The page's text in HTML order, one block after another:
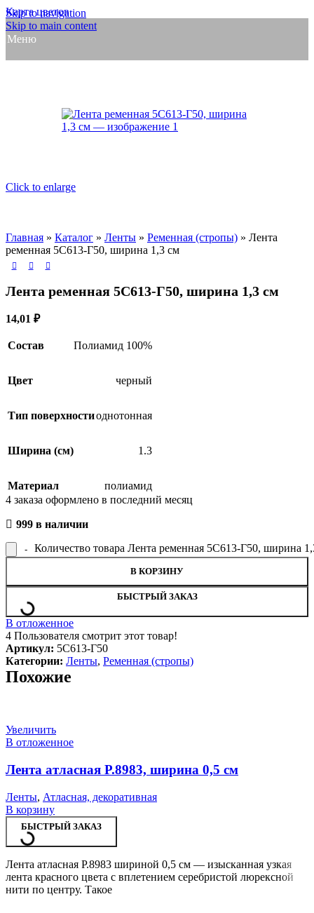
Карта цветов
Skip to navigation
Skip to main content
Меню
Click to enlarge
Главная » Каталог » Ленты » Ременная (стропы) » Лента
ременная 5С613-Г50, ширина 1,3 см
Лента ременная 5С613-Г50, ширина 1,3 см
14,01 ₽
Состав Полиамид 100%
Цвет черный
Тип поверхностиоднотонная
Ширина (см) 1.3
Материал
полиамид
4 заказа оформлено в последний месяц
999 в наличии
Количество товара Лента ременная 5С613-Г50, ширина
В КОРЗИНУ
БЫСТРЫЙ ЗАКАЗ
В отложенное
4 Пользователя смотрит этот товар!
Артикул: 5С613-Г50
Категории: Ленты, Ременная (стропы)
Похожие
Увеличить
В отложенное
Лента атласная Р.8983, ширина 0,5 см
Ленты, Атласная, декоративная
В корзину
БЫСТРЫЙ ЗАКАЗ
Лента атласная Р.8983 шириной 0,5 см — изысканная узкая
лента красного цвета с вплетением серебристой люрексной
нити по центру. Такое